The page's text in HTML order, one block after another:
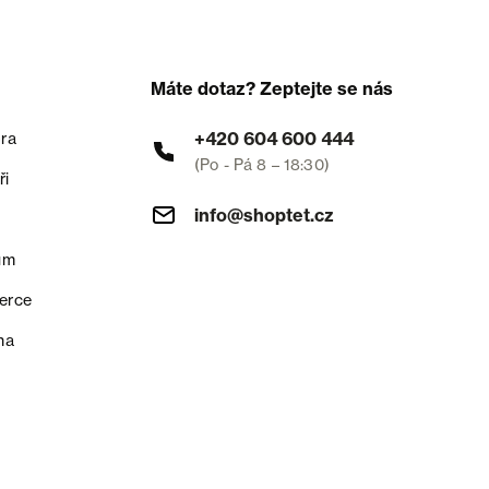
Máte dotaz? Zeptejte se nás
+420 604 600 444
(Po - Pá 8 – 18:30)
info@shoptet.cz